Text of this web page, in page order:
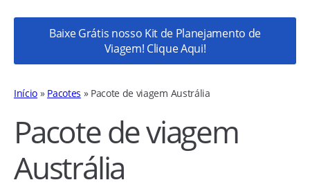
Baixe Grátis nosso Kit de Planejamento de
Viagem! Clique Aqui!
Início » Pacotes » Pacote de viagem Austrália
Pacote de viagem
Austrália